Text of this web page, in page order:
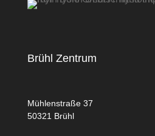
Brühl Zentrum
Mühlenstraße 37
50321 Brühl